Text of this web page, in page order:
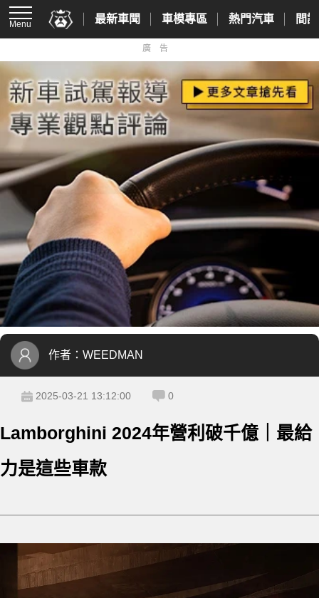
Menu 最新車聞 車模專區 熱門汽車 間
廣告
作者： WEEDMAN
2025-03-21 13:12:00 0
Lamborghini 2024年營利破千億｜最給
力是這些車款